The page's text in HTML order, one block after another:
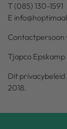
T (085) 130-1591
E
Contactpersoon
Tjapco Epskamp
Dit privacybeleid
2018.